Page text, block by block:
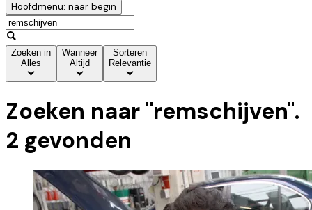
Hoofdmenu: naar begin
Zoeken in
Alles
Wanneer
Altijd
Sorteren
Relevantie
Zoeken naar "remschijven".
2 gevonden